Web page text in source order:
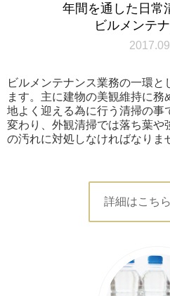
年間を通した日常
ビルメンテ
ビルメンテナンス業務の一環と
ます。主に建物の美観維持に
地よく迎える為に行う清掃の事
変わり、外観清掃では落ち葉や
の汚れに対処しなければなりま
詳細はこち